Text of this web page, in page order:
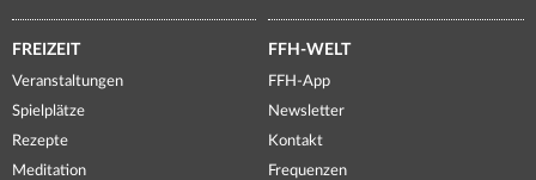
FREIZEIT
Veranstaltungen
Spielplätze
Rezepte
Meditation
FFH-WELT
FFH-App
Newsletter
Kontakt
Frequenzen